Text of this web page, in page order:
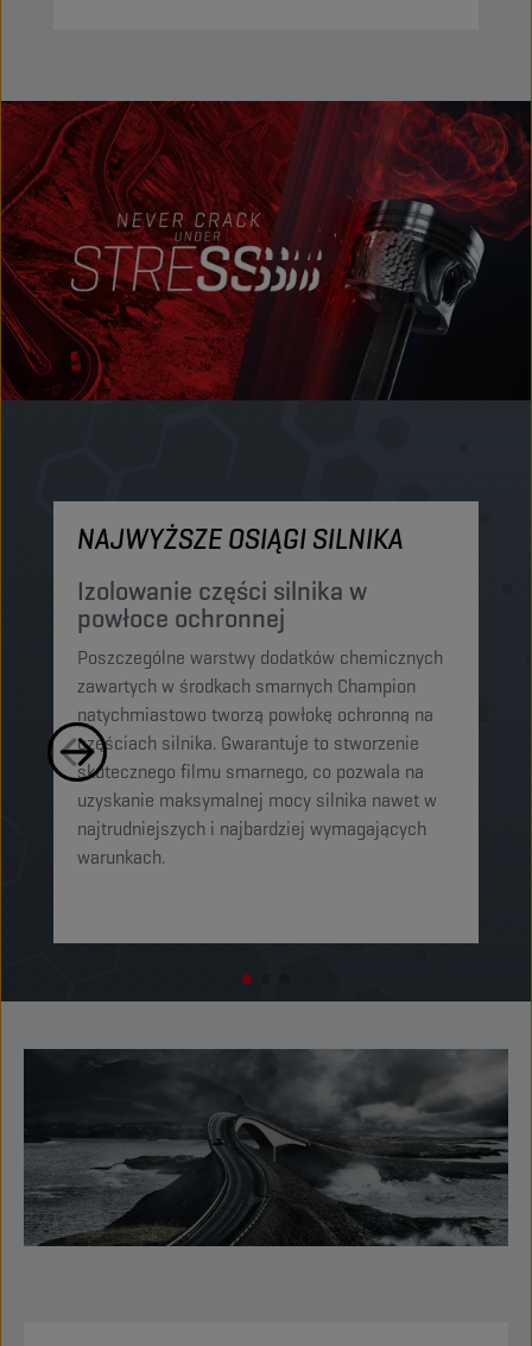
NAJWYŻSZE OSIĄGI SILNIKA
Izolowanie części silnika w
powłoce ochronnej
Poszczególne warstwy dodatków chemicznych
zawartych w środkach smarnych Champion
natychmiastowo tworzą powłokę ochronną na
częściach silnika. Gwarantuje to stworzenie
skutecznego filmu smarnego, co pozwala na
uzyskanie maksymalnej mocy silnika nawet w
najtrudniejszych i najbardziej wymagających
warunkach.